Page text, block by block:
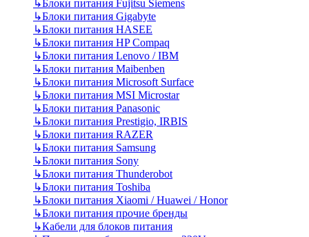
↳Блоки питания Fujitsu Siemens
↳Блоки питания Gigabyte
↳Блоки питания HASEE
↳Блоки питания HP Compaq
↳Блоки питания Lenovo / IBM
↳Блоки питания Maibenben
↳Блоки питания Microsoft Surface
↳Блоки питания MSI Microstar
↳Блоки питания Panasonic
↳Блоки питания Prestigio, IRBIS
↳Блоки питания RAZER
↳Блоки питания Samsung
↳Блоки питания Sony
↳Блоки питания Thunderobot
↳Блоки питания Toshiba
↳Блоки питания Xiaomi / Huawei / Honor
↳Блоки питания прочие бренды
↳Кабели для блоков питания